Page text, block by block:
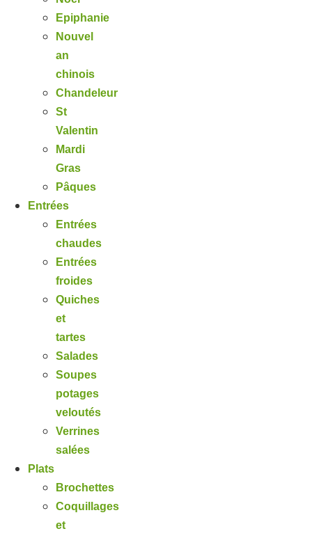
Epiphanie
Nouvel
an
chinois
Chandeleur
St
Valentin
Mardi
Gras
Pâques
Entrées
Entrées
chaudes
Entrées
froides
Quiches
et
tartes
Salades
Soupes
potages
veloutés
Verrines
salées
Plats
Brochettes
Coquillages
et